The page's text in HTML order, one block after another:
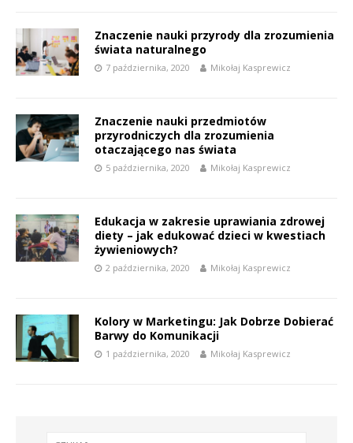
Znaczenie nauki przyrody dla zrozumienia
świata naturalnego
7 października, 2020 Mikołaj Kasprewicz
Znaczenie nauki przedmiotów
przyrodniczych dla zrozumienia
otaczającego nas świata
5 października, 2020 Mikołaj Kasprewicz
Edukacja w zakresie uprawiania zdrowej
diety – jak edukować dzieci w kwestiach
żywieniowych?
2 października, 2020 Mikołaj Kasprewicz
Kolory w Marketingu: Jak Dobrze Dobierać
Barwy do Komunikacji
1 października, 2020 Mikołaj Kasprewicz